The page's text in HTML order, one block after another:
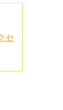
セ